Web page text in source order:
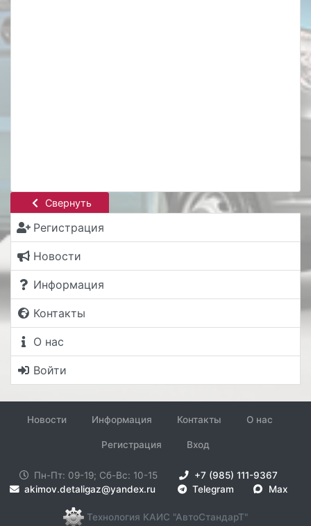
Свернуть
Регистрация
Новости
Информация
Контакты
О нас
Войти
Новости Информация Контакты О нас
Регистрация Вход
Пн-Пт: 09-19; Сб-Вс: 10-15
+7 (985) 111-9367
akimov.detaligaz@yandex.ru
Telegram Max
Технология КАИС "АвтоСтандарТ"